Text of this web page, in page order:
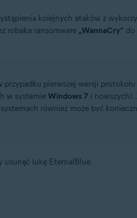
kolejnych ataków z
robaka ransomware „WannaCry”do
pierwszej wersji
w systemie Windows 7 i nowszych).
również może być
usunąć lukę EternalBlue.